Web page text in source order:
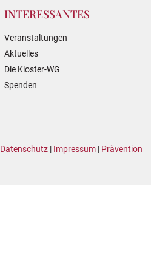
INTERESSANTES
Veranstaltungen
Aktuelles
Die Kloster-WG
Spenden
Datenschutz| Impressum| Prävention